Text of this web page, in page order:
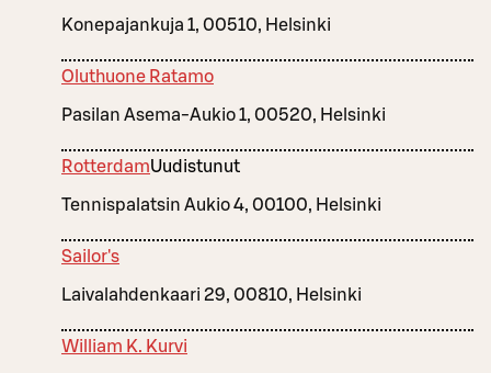
Konepajankuja 1, 00510, Helsinki
Oluthuone Ratamo
Pasilan Asema-Aukio 1, 00520, Helsinki
RotterdamUudistunut
Tennispalatsin Aukio 4, 00100, Helsinki
Sailor's
Laivalahdenkaari 29, 00810, Helsinki
William K. Kurvi